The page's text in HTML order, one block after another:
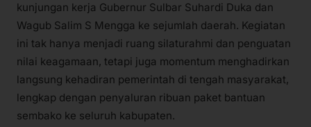
kunjungan kerja Gubernur Sulbar Suhardi Duka dan
Wagub Salim S Mengga ke sejumlah daerah. Kegiatan
ini tak hanya menjadi ruang silaturahmi dan penguatan
nilai keagamaan, tetapi juga momentum menghadirkan
langsung kehadiran pemerintah di tengah masyarakat,
lengkap dengan penyaluran ribuan paket bantuan
sembako ke seluruh kabupaten.